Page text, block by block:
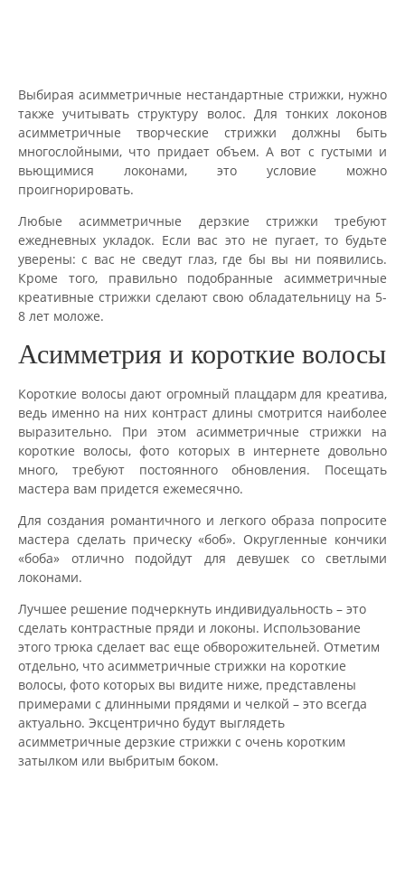
Выбирая асимметричные нестандартные стрижки, нужно
также учитывать структуру волос. Для тонких локонов
асимметричные творческие стрижки должны быть
многослойными, что придает объем. А вот с густыми и
вьющимися локонами, это условие можно
проигнорировать.
Любые асимметричные дерзкие стрижки требуют
ежедневных укладок. Если вас это не пугает, то будьте
уверены: с вас не сведут глаз, где бы вы ни появились.
Кроме того, правильно подобранные асимметричные
креативные стрижки сделают свою обладательницу на 5-
8 лет моложе.
Асимметрия и короткие волосы
Короткие волосы дают огромный плацдарм для креатива,
ведь именно на них контраст длины смотрится наиболее
выразительно. При этом асимметричные стрижки на
короткие волосы, фото которых в интернете довольно
много, требуют постоянного обновления. Посещать
мастера вам придется ежемесячно.
Для создания романтичного и легкого образа попросите
мастера сделать прическу «боб». Округленные кончики
«боба» отлично подойдут для девушек со светлыми
локонами.
Лучшее решение подчеркнуть индивидуальность – это
сделать контрастные пряди и локоны. Использование
этого трюка сделает вас еще обворожительней. Отметим
отдельно, что асимметричные стрижки на короткие
волосы, фото которых вы видите ниже, представлены
примерами с длинными прядями и челкой – это всегда
актуально. Эксцентрично будут выглядеть
асимметричные дерзкие стрижки с очень коротким
затылком или выбритым боком.